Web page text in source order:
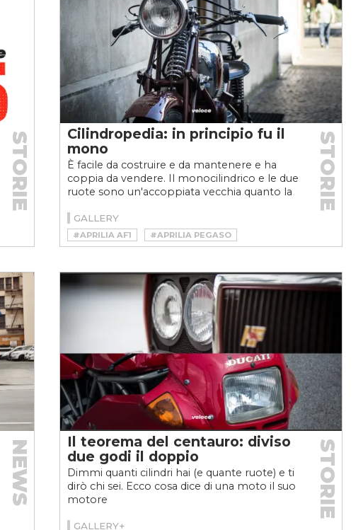
STORIE
Cilindropedia: in principio fu il
mono
È facile da costruire e da mantenere e ha
coppia da vendere. Il monocilindrico e le due
ruote sono un'accoppiata vecchia quanto la
STORIE
GALLERY
#APRILIA AF1
#APRILIA PEGASO
#APRILIA TUAREG
#CIAO
#CILINDROPEDIA
#DUCATI SCRAMBLER
#DUCATI SUPERMONO
#GARELLI 350
#GILERA SATURNO 600 PIUMA
#HILDEBRAND & WOLFMÜLLER
#HONDA DOMINATOR
#ITOM
#KTM
#LAMBRETTA
#MONOCILINDRICO
#MOTO
#MOTO GUZZI
#MOTO GUZZI FALCONE
#TRIUMPH MODEL H
#VELOCEMOTO
#VESPA
NEWS
Il teorema del centauro: diviso
due godi il doppio
Dimmi quanti cilindri hai (e quante ruote) e ti
dirò chi sei. Ecco cosa dice di una moto il suo
motore
STORIE
GALLERY+